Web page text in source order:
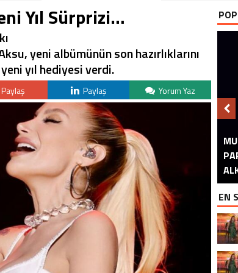
Yıl Sürprizi…
yeni albümünün son hazırlıklarını
yıl hediyesi verdi.
Paylaş Paylaş Yorum Yaz
EN